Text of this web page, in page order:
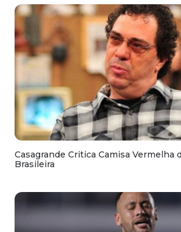
Casagrande Critica Camisa Vermelha
Brasileira